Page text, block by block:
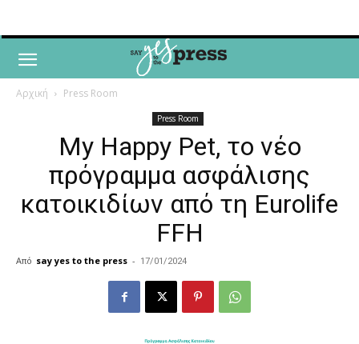
Αρχική Press Room
Press Room
My Happy Pet, το νέο
πρόγραμμα ασφάλισης
κατοικιδίων από τη Eurolife
FFH
Από say yes to the press - 17/01/2024